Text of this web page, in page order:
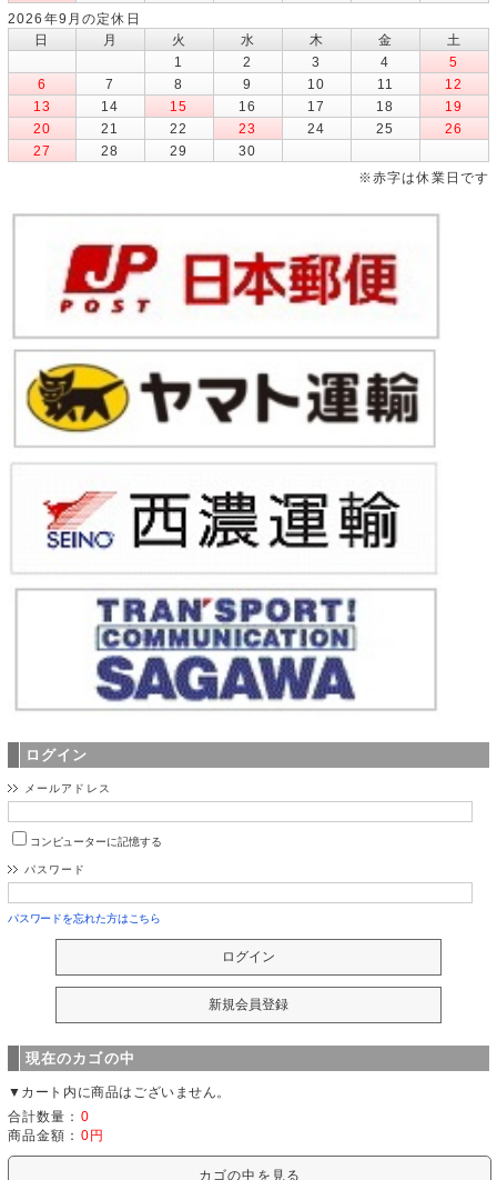
2026年9月の定休日
日
月 火 水 木 金
土
1
2 3 4
5
6
7 8 9 10 11
12
13
14 15 16 17 18
19
20
21 22 23 24 25
26
27
28 29
30
※赤字は休業日です
ログイン
メールアドレス
コンピューターに記憶する
パスワード
パスワードを忘れた方はこちら
現在のカゴの中
▼カート内に商品はございません。
合計数量： 0
商品金額： 0円
カゴの中を見る